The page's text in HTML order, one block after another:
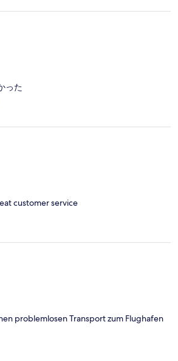
った
customer service
problemlosen Transport zum Flughafen